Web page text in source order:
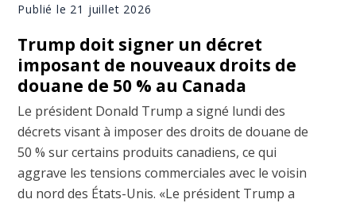
Publié le 21 juillet 2026
Trump doit signer un décret
imposant de nouveaux droits de
douane de 50 % au Canada
Le président Donald Trump a signé lundi des
décrets visant à imposer des droits de douane de
50 % sur certains produits canadiens, ce qui
aggrave les tensions commerciales avec le voisin
du nord des États-Unis. «Le président Trump a